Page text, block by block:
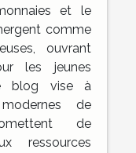
et le
comme
ouvrant
les jeunes
blog vise à
de
de
ressources